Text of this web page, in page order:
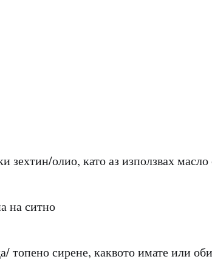
зехтин/олио, като аз използвах масло
на ситно
топено сирене, каквото имате или